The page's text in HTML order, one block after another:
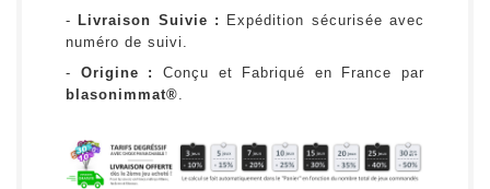
- Livraison Suivie :
Expédition sécurisée avec
numéro de suivi.
- Origine :
Conçu et Fabriqué en France par
blasonimmat®.